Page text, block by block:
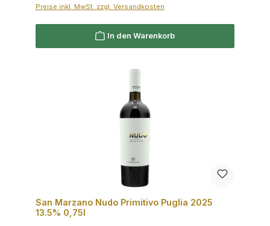
Preise inkl. MwSt. zzgl. Versandkosten
In den Warenkorb
San Marzano Nudo Primitivo Puglia 2025
13.5% 0,75l